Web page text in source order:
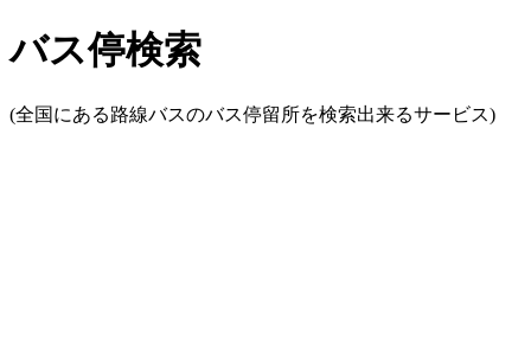
バス停検索
(全国にある路線バスのバス停留所を検索出来るサービス)